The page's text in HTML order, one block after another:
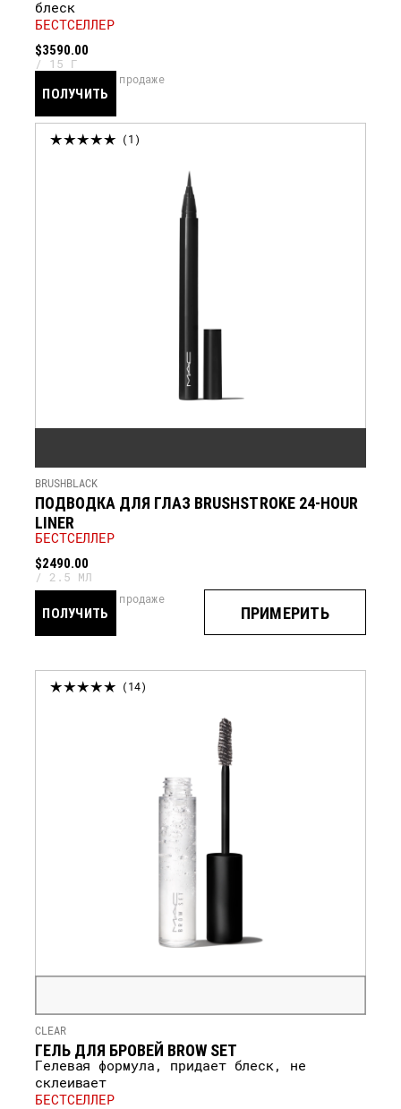
блеск
БЕСТСЕЛЛЕР
$3590.00
15 Г
ПОЛУЧИТЬ
УВЕДОМЛЕНИЕ
скоро в продаже
1
BRUSHBLACK
ПОДВОДКА ДЛЯ ГЛАЗ BRUSHSTROKE 24-HOUR
LINER
БЕСТСЕЛЛЕР
$2490.00
2.5 МЛ
ПРИМЕРИТЬ
ПОЛУЧИТЬ
скоро в продаже
14
CLEAR
ГЕЛЬ ДЛЯ БРОВЕЙ BROW SET
Гелевая формула, придает блеск, не
склеивает
БЕСТСЕЛЛЕР